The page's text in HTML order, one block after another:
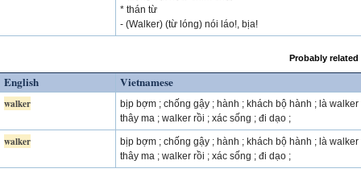
* thán từ
- (Walker) (từ lóng) nói láo!, bịa!
Probably
English Vietnamese
walker
bịp bợm ; chống gậy ; hành ; khách bộ hành ; là walker
thây ma ; walker rồi ; xác sống ; đi dạo ;
walker
bịp bợm ; chống gậy ; hành ; khách bộ hành ; là walker
thây ma ; walker rồi ; xác sống ; đi dạo ;